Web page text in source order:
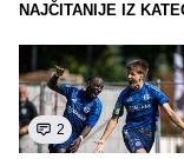
NAJČITANIJE IZ
2